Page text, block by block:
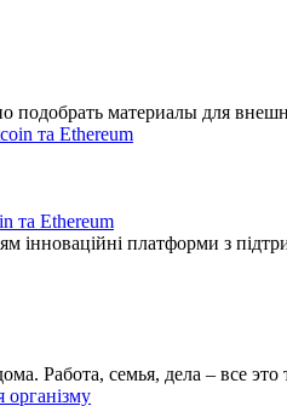
подобрать материалы для
та Ethereum
інноваційні платформи з
Работа, семья, дела – все